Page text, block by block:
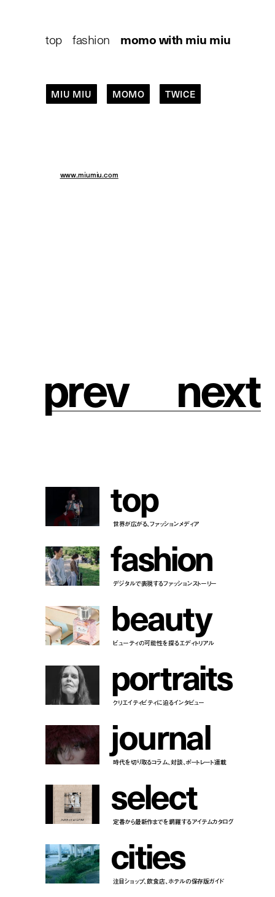
top/fashion momo with miu miu
MIU MIU MOMO TWICE
www.miumiu.com
prev next
top
世界が広がる、ファッションメディア
fashion
デジタルで表現するファッションストーリー
beauty
ビューティの可能性を探るエディトリアル
portraits
クリエイティビティに迫るインタビュー
journal
時代を切り取るコラム、対談、ポートレート連載
select
定番から最新作までを網羅するアイテムカタログ
cities
注目ショップ、飲食店、ホテルの保存版ガイド